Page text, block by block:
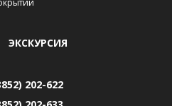
ЭКСКУРСИЯ
202-622